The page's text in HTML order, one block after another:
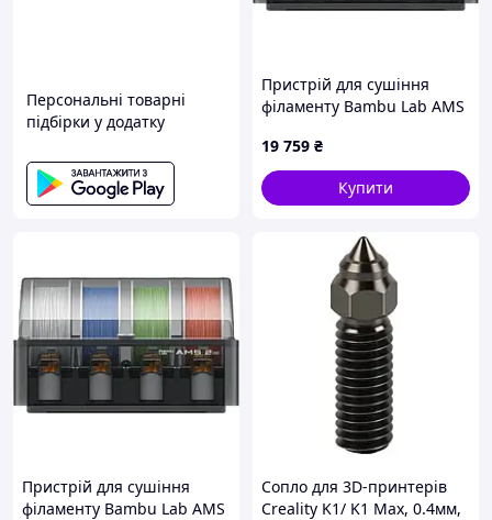
Персональні товарні
підбірки у додатку
Пристрій для сушіння
філаменту Bambu Lab AMS
19 759 ₴
Купити
Пристрій для сушіння
філаменту Bambu Lab AMS
Сопло для 3D-принтерів
Creality K1/ K1 Max, 0.4мм,